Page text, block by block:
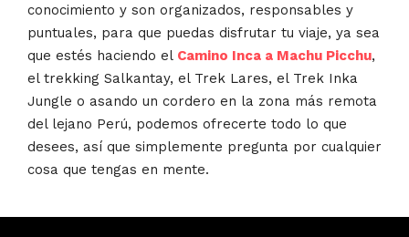
conocimiento y son organizados, responsables y
puntuales, para que puedas disfrutar tu viaje, ya sea
que estés haciendo el Camino Inca a Machu Picchu,
el trekking Salkantay, el Trek Lares, el Trek Inka
Jungle o asando un cordero en la zona más remota
del lejano Perú, podemos ofrecerte todo lo que
desees, así que simplemente pregunta por cualquier
cosa que tengas en mente.